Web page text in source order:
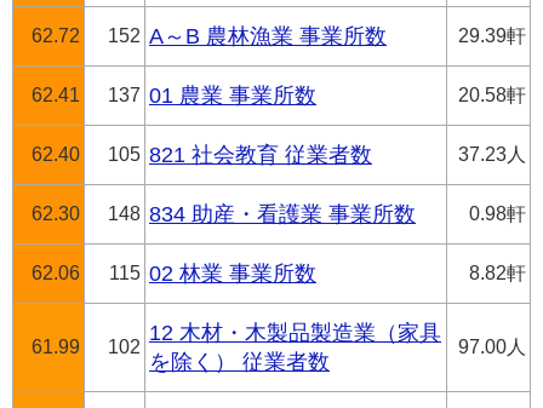
62.72 152 A～B 農林漁業 事業所数 29.39軒
62.41 137 01 農業 事業所数 20.58軒
62.40 105 821 社会教育 従業者数 37.23人
62.30 148 834 助産・看護業 事業所数 0.98軒
62.06 115 02 林業 事業所数 8.82軒
61.99 102
12 木材・木製品製造業（家具
を除く） 従業者数
97.00人